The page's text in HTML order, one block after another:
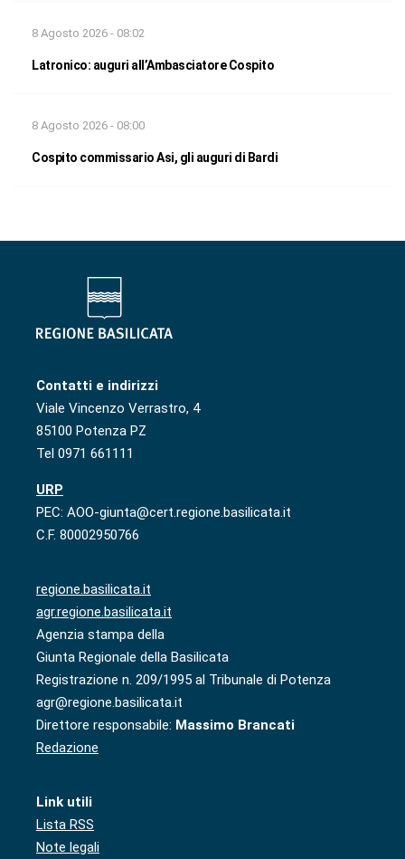
8 Agosto 2026 - 08:02
Latronico: auguri all’Ambasciatore Cospito
8 Agosto 2026 - 08:00
Cospito commissario Asi, gli auguri di Bardi
Contatti e indirizzi
Viale Vincenzo Verrastro, 4
85100 Potenza PZ
Tel 0971 661111
URP
PEC: AOO-giunta@cert.regione.basilicata.it
C.F. 80002950766
regione.basilicata.it
agr.regione.basilicata.it
Agenzia stampa della
Giunta Regionale della Basilicata
Registrazione n. 209/1995 al Tribunale di Potenza
agr@regione.basilicata.it
Direttore responsabile: Massimo Brancati
Redazione
Link utili
Lista RSS
Note legali